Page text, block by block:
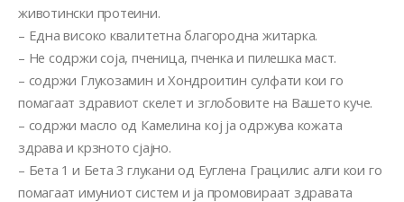
животински протеини.
– Една високо квалитетна благородна житарка.
– Не содржи соја, пченица, пченка и пилешка маст.
– содржи Глукозамин и Хондроитин сулфати кои го
помагаат здравиот скелет и зглобовите на Вашето куче.
– содржи масло од Камелина кој ја одржува кожата
здрава и крзното сјајно.
– Бета 1 и Бета 3 глукани од Еуглена Грацилис алги кои го
помагаат имуниот систем и ја промовираат здравата